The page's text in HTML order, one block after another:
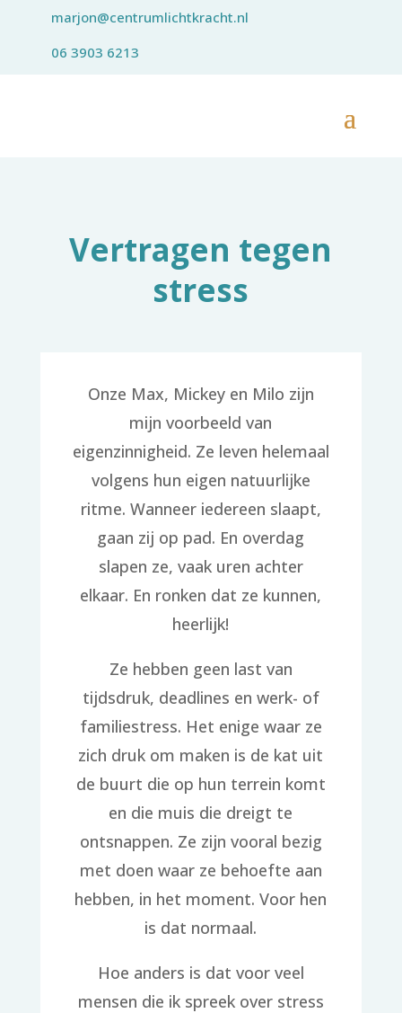
marjon@centrumlichtkracht.nl
06 3903 6213
Vertragen tegen
stress
Onze Max, Mickey en Milo zijn
mijn voorbeeld van
eigenzinnigheid. Ze leven helemaal
volgens hun eigen natuurlijke
ritme. Wanneer iedereen slaapt,
gaan zij op pad. En overdag
slapen ze, vaak uren achter
elkaar. En ronken dat ze kunnen,
heerlijk!
Ze hebben geen last van
tijdsdruk, deadlines en werk- of
familiestress. Het enige waar ze
zich druk om maken is de kat uit
de buurt die op hun terrein komt
en die muis die dreigt te
ontsnappen. Ze zijn vooral bezig
met doen waar ze behoefte aan
hebben, in het moment. Voor hen
is dat normaal.
Hoe anders is dat voor veel
mensen die ik spreek over stress